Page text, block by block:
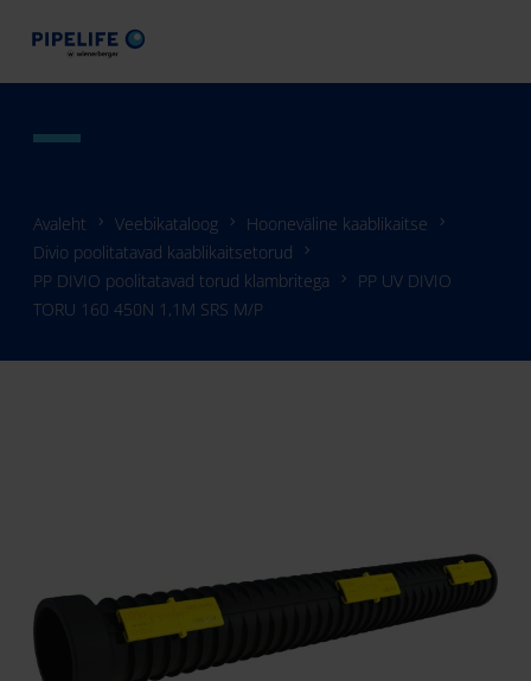
Avaleht Veebikataloog
Hooneväline kaablikaitse
Divio poolitatavad kaablikaitsetorud
PP DIVIO poolitatavad torud klambritega
PP UV DIVIO
TORU 160 450N 1,1M SRS M/P